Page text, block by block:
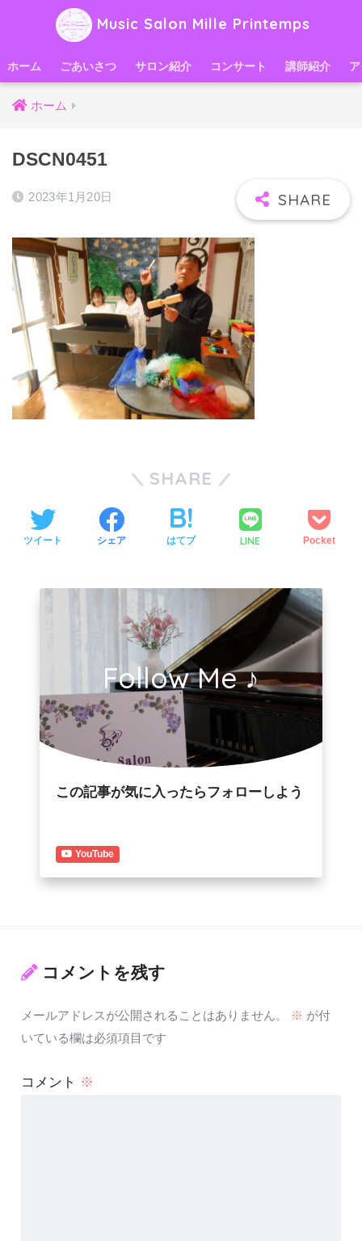
Music Salon Mille Printemps
ホーム ごあいさつ サロン紹介 コンサート 講師紹介
ホーム
DSCN0451
2023年1月20日
SHARE
ツイート シェア はてブ LINE Pocket
Follow Me ♪
この記事が気に入ったらフォローしよう
YouTube
コメントを残す
メールアドレスが公開されることはありません。 ※ が付
いている欄は必須項目です
コメント ※